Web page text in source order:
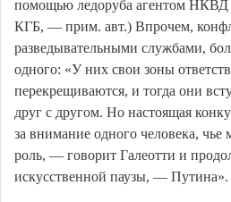
помощью ледоруба агентом
КГБ, — прим. авт.) Впрочем,
разведывательными службами,
одного: «У них свои зоны
перекрещиваются, и тогда они
друг с другом. Но настоящая
за внимание одного человека, чье
роль, — говорит Галеотти и
искусственной паузы, — Путина».